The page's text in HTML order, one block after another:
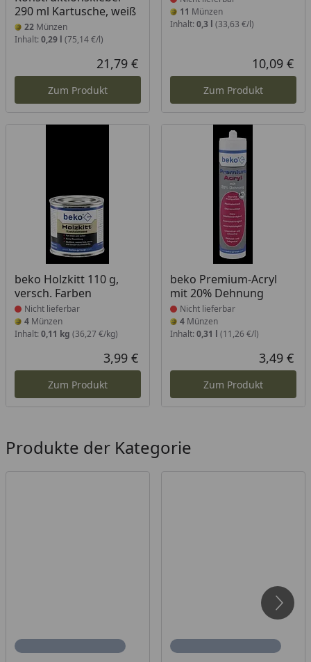
290 ml Kartusche, weiß
22 Münzen
Inhalt: 0,29 l (75,14 €/l)
Aktueller Preis
21,79 €
Zum Produkt
11 Münzen
Inhalt: 0,3 l (33,63 €/l)
10,09 €
Zum Produkt
beko Holzkitt 110 g,
versch. Farben
Produkt nicht lieferbar
Nicht lieferbar
4 Münzen
Inhalt: 0,11 kg (36,27 €/kg)
Aktueller Preis
3,99 €
Zum Produkt
beko Premium-Acryl
mit 20% Dehnung
Produkt nicht lieferbar
Nicht lieferbar
4Münzen
Inhalt: 0,31 l (11,26 €/l)
3,49 €
Zum Produkt
Produkte der Kategorie